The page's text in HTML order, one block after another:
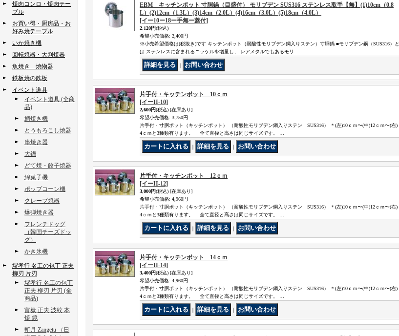
焼肉コンロ・焼肉テー
ブル
お買い得・厨房品・お
好み焼テーブル
いか焼き機
回転焼器・大判焼器
魚焼き 焼物器
鉄板焼の鉄板
イベント道具
イベント道具 (全商
品)
鯛焼き機
とうもろこし焼器
串焼き器
大鍋
どて焼・餃子焼器
綿菓子機
ポップコーン機
クレープ焼器
爆弾焼き器
フレンチドッグ
（韓国チーズドッ
グ）
かき氷機
堺孝行 名工の包丁 正夫
柳刃 片刃
堺孝行 名工の包丁
正夫 柳刃 片刃 (全
商品)
富嶽 正夫 波紋 本
焼 鏡
斬月 Zangetu （日
EBM キッチンポット 寸胴鍋（目盛付） モリブデン SUS316 ステンレス取手【無】(1)10cm（0.8
L）(2)12cm（1.3L）(3)14cm（2.0L）(4)16cm（3.0L）(5)18cm（4.0L）
[イー10ー18ー手無ー蓋付]
2,120円(税込)
希望小売価格: 2,400円
※小売希望価格は(税抜き)です キッチンポット（耐酸性モリブデン鋼入りステン）寸胴鍋 ■モリブデン鋼（SUS316）と
は ステンレスに含まれるニッケルを増量し、 レアメタルでもあるモリ…
｜
片手付・キッチンポット 10ｃｍ
[イーII-10]
2,600円(税込) [在庫あり]
希望小売価格: 3,750円
片手付・寸胴ポット（キッチンポット） （耐酸性モリブデン鋼入りステン SUS316） ＊(左)10ｃｍ〜(中)12ｃｍ〜(右)
4ｃｍと3種類有ります。 全て直径と高さは同じサイズです。 …
｜ ｜
片手付・キッチンポット 12ｃｍ
[イーII-12]
3,000円(税込) [在庫あり]
希望小売価格: 4,960円
片手付・寸胴ポット（キッチンポット） （耐酸性モリブデン鋼入りステン SUS316） ＊(左)10ｃｍ〜(中)12ｃｍ〜(右)
4ｃｍと3種類有ります。 全て直径と高さは同じサイズです。 …
｜ ｜
片手付・キッチンポット 14ｃｍ
[イーII-14]
3,400円(税込) [在庫あり]
希望小売価格: 4,960円
片手付・寸胴ポット（キッチンポット） （耐酸性モリブデン鋼入りステン SUS316） ＊(左)10ｃｍ〜(中)12ｃｍ〜(右)
4ｃｍと3種類有ります。 全て直径と高さは同じサイズです。 …
｜ ｜